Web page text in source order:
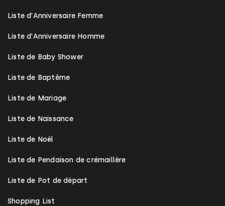
Liste d'Anniversaire Femme
Liste d'Anniversaire Homme
Liste de Baby Shower
Liste de Baptême
Liste de Mariage
Liste de Naissance
Liste de Noël
Liste de Pendaison de crémaillère
Liste de Pot de départ
Shopping List